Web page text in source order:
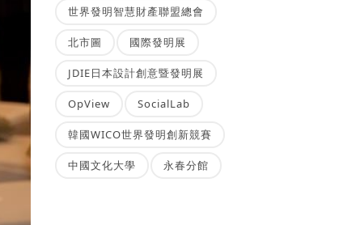
世界發明智慧財產聯盟總會
北市圖 國際發明展
JDIE日本設計創意暨發明展
OpView SocialLab
韓國WICO世界發明創新競賽
中國文化大學 永春分館